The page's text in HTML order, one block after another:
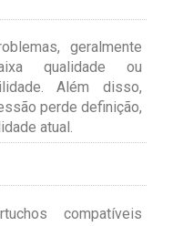
geralmente
qualidade ou
Além disso,
perde definição,
atual.
compatíveis